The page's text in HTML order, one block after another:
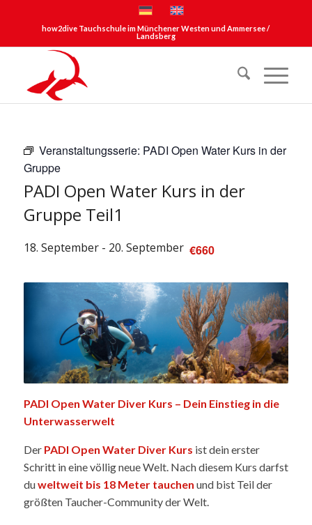
how2dive Tauchschule im Münchener Westen und Ammersee /
Landsberg
Veranstaltungsserie: PADI Open Water Kurs in der
Gruppe
PADI Open Water Kurs in der
Gruppe Teil1
18. September- 20. September €660
PADI Open Water Diver Kurs – Dein Einstieg in die
Unterwasserwelt
Der PADI Open Water Diver Kurs ist dein erster
Schritt in eine völlig neue Welt. Nach diesem Kurs darfst
duweltweit bis 18 Meter tauchen und bist Teil der
größten Taucher-Community der Welt.